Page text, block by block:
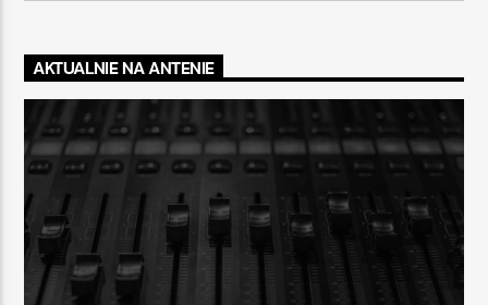
AKTUALNIE NA ANTENIE